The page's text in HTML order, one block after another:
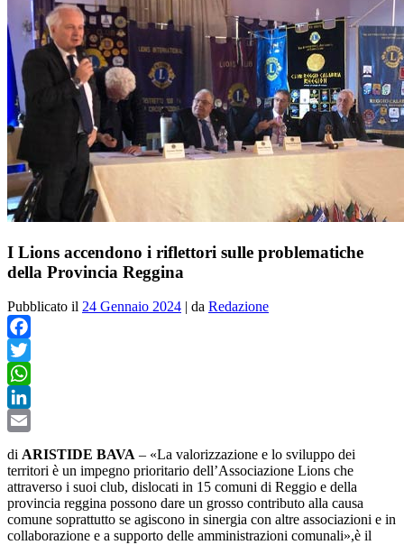
I Lions accendono i riflettori sulle problematiche
della Provincia Reggina
Pubblicato il 24 Gennaio 2024 | da Redazione
Facebook
Twitter
WhatsApp
LinkedIn
di ARISTIDE BAVA – «La valorizzazione e lo sviluppo dei
territori è un impegno prioritario dell’Associazione Lions che
attraverso i suoi club, dislocati in 15 comuni di Reggio e della
provincia reggina possono dare un grosso contributo alla causa
comune soprattutto se agiscono in sinergia con altre associazioni e in
collaborazione e a supporto delle amministrazioni comunali»,è il